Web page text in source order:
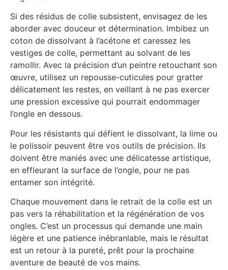
Si des résidus de colle subsistent, envisagez de les
aborder avec douceur et détermination. Imbibez un
coton de dissolvant à l’acétone et caressez les
vestiges de colle, permettant au solvant de les
ramollir. Avec la précision d’un peintre retouchant son
œuvre, utilisez un repousse-cuticules pour gratter
délicatement les restes, en veillant à ne pas exercer
une pression excessive qui pourrait endommager
l’ongle en dessous.
Pour les résistants qui défient le dissolvant, la lime ou
le polissoir peuvent être vos outils de précision. Ils
doivent être maniés avec une délicatesse artistique,
en effleurant la surface de l’ongle, pour ne pas
entamer son intégrité.
Chaque mouvement dans le retrait de la colle est un
pas vers la réhabilitation et la régénération de vos
ongles. C’est un processus qui demande une main
légère et une patience inébranlable, mais le résultat
est un retour à la pureté, prêt pour la prochaine
aventure de beauté de vos mains.